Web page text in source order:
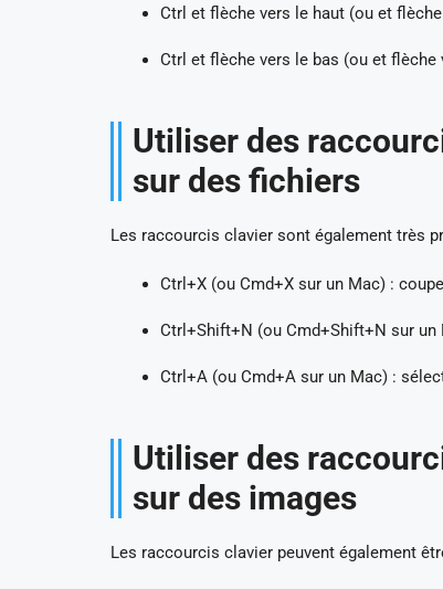
Ctrl et flèche vers le haut (ou et
Ctrl et flèche vers le bas (ou et flèche
Utiliser des
sur des fichiers
Les raccourcis clavier sont également très
Ctrl+X (ou Cmd+X sur un Mac) :
Ctrl+Shift+N (ou Cmd+Shift+N sur un
Ctrl+A (ou Cmd+A sur un Mac) :
Utiliser des
sur des images
Les raccourcis clavier peuvent également